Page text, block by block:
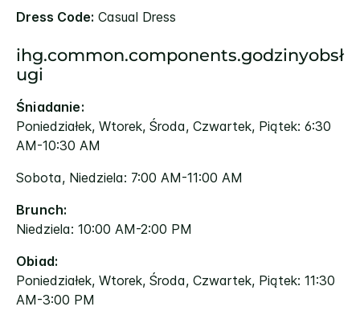
Dress Code: Casual Dress
ihg.common.components.godzinyobsł
ugi
Śniadanie:
Poniedziałek, Wtorek, Środa, Czwartek, Piątek: 6:30
AM-10:30 AM
Sobota, Niedziela: 7:00 AM-11:00 AM
Brunch:
Niedziela: 10:00 AM-2:00 PM
Obiad:
Poniedziałek, Wtorek, Środa, Czwartek, Piątek: 11:30
AM-3:00 PM